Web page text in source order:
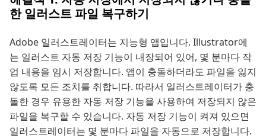
한 일러스트 파일 복구하기
Adobe 일러스트레이터는 지능형 앱입니다. Illustrator에
는 일러스트 자동 저장 기능이 내장되어 있어, 몇 분마다 작
업 내용을 임시 저장합니다. 앱이 충돌하더라도 파일을 잃지
않도록 모든 조치를 취합니다. 따라서 일러스트레이터가 충
돌한 경우 유용한 자동 저장 기능을 사용하여 저장되지 않은
파일을 복구할 수 있습니다. 자동 저장 기능이 켜져 있으면
일러스트레이터는 몇 분마다 파일을 자동으로 저장합니다.